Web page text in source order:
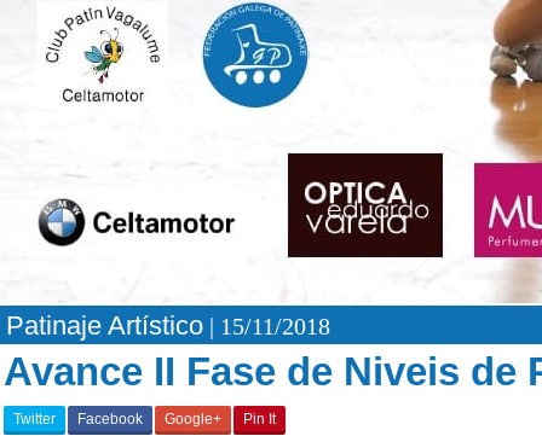
Patinaje Artístico | 15/11/2018
Avance II Fase de Niveis de
Twitter Facebook Google+ Pin It